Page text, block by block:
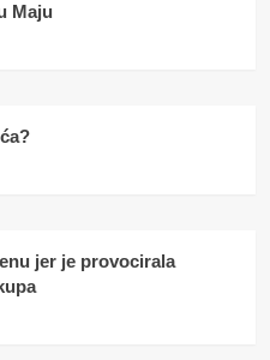
Maju
jer je provocirala